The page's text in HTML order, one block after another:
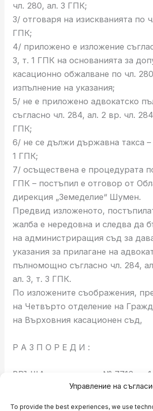
Управление на
To provide the best experiences, we use
чл. 280, ал. 3 ГПК;
3/ отговаря на изискванията по
ГПК;
4/ приложено е изложение
3, т. 1 ГПК на основанията за
касационно обжалване по чл.
изпълнение на указания;
5/ не е приложено адвокатско
съгласно чл. 284, ал. 2 вр. чл.
ГПК;
6/ не се дължи държавна такса –
1 ГПК;
7/ осъществена е процедурата
ГПК – постъпил е отговор от
дирекция „Земеделие“ Шумен.
Предвид изложеното,
жалба е нередовна и следва да
на администриращия съд за
указания за прилагане на
пълномощно съгласно чл. 284,
ал. 3, т. 3 ГПК.
По изложените съображения,
на Четвърто отделение на
на Върховния касационен съд,
Р А З П О Р Е Д И :
ВРЪЩА преписка вх. № 7716 от
изпълнение на дадените